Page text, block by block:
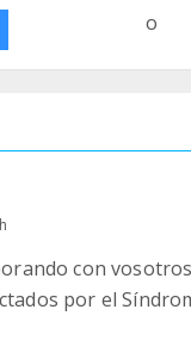
o
con
por el